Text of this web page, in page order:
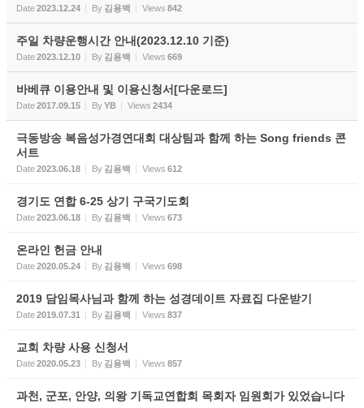
Date2023.12.24 By 김용백 Views 842
주일 차량운행시간 안내(2023.12.10 기준)
Date2023.12.10 By 김용백 Views 669
바베큐 이용안내 및 이용신청서[다운로드]
Date2017.09.15 ByYB Views 2434
극동방송 복음성가경연대회 대상팀과 함께 하는 Song friends 콘
서트
Date2023.06.18 By 김용백 Views 612
경기도 연합 6-25 상기 구국기도회
Date2023.06.18 By 김용백 Views 673
온라인 헌금 안내
Date2020.05.24 By 김용백 Views 698
2019 담임목사님과 함께 하는 성경데이트 자료집 다운받기
Date2019.07.31 By 김용백 Views 837
교회 차량 사용 신청서
Date2020.05.23 By 김용백 Views 857
과천, 군포, 안양, 의왕 기독교연합회 목회자 임원회가 있었습니다
소망 플러스
온라인 꿈의 리스트
선교|Mission
table